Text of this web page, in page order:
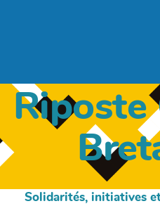
Riposte
Solidarités, initiatives